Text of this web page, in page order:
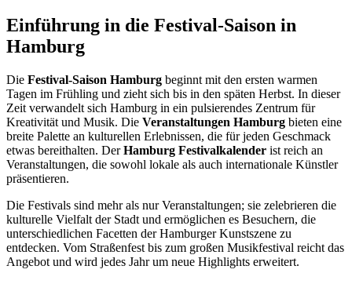
Einführung in die Festival-Saison in
Hamburg
Die Festival-Saison Hamburg beginnt mit den ersten warmen
Tagen im Frühling und zieht sich bis in den späten Herbst. In dieser
Zeit verwandelt sich Hamburg in ein pulsierendes Zentrum für
Kreativität und Musik. Die Veranstaltungen Hamburg bieten eine
breite Palette an kulturellen Erlebnissen, die für jeden Geschmack
etwas bereithalten. DerHamburg Festivalkalender ist reich an
Veranstaltungen, die sowohl lokale als auch internationale Künstler
präsentieren.
Die Festivals sind mehr als nur Veranstaltungen; sie zelebrieren die
kulturelle Vielfalt der Stadt und ermöglichen es Besuchern, die
unterschiedlichen Facetten der Hamburger Kunstszene zu
entdecken. Vom Straßenfest bis zum großen Musikfestival reicht das
Angebot und wird jedes Jahr um neue Highlights erweitert.